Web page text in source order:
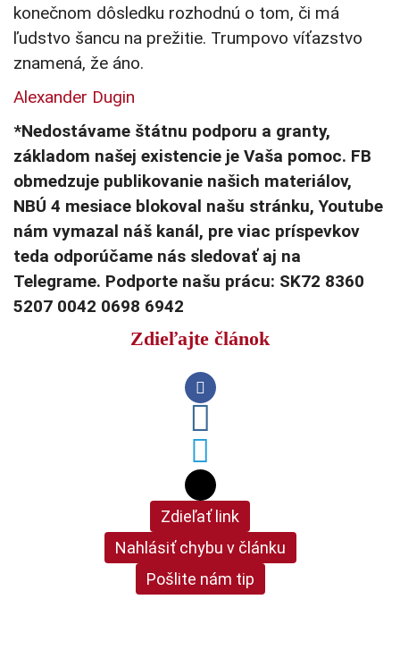
konečnom dôsledku rozhodnú o tom, či má
ľudstvo šancu na prežitie. Trumpovo víťazstvo
znamená, že áno.
Alexander Dugin
*Nedostávame štátnu podporu a granty,
základom našej existencie je Vaša pomoc. FB
obmedzuje publikovanie našich materiálov,
NBÚ 4 mesiace blokoval našu stránku, Youtube
nám vymazal náš kanál, pre viac príspevkov
teda odporúčame nás sledovať aj na
Telegrame. Podporte našu prácu: SK72 8360
5207 0042 0698 6942
Zdieľajte článok
Zdieľať link
Nahlásiť chybu v článku
Pošlite nám tip